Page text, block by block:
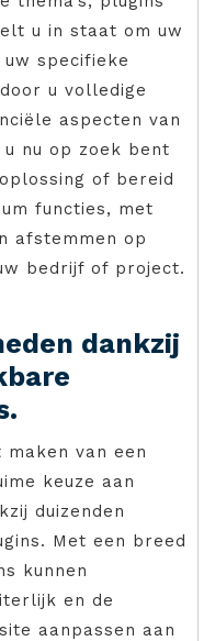
u in staat om uw
specifieke
u volledige
aspecten van
u nu op zoek bent
of bereid
functies, met
afstemmen op
bedrijf of project.
dankzij
van een
keuze aan
duizenden
Met een breed
kunnen
en de
aanpassen aan